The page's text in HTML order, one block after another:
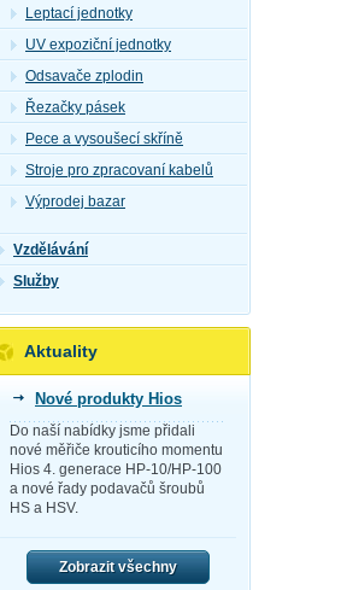
Leptací jednotky
UV expoziční jednotky
Odsavače zplodin
Řezačky pásek
Pece a vysoušecí skříně
Stroje pro zpracovaní kabelů
Výprodej bazar
Vzdělávání
Služby
Aktuality
Nové produkty Hios
Do naší nabídky jsme přidali
nové měřiče krouticího momentu
Hios 4. generace HP-10/HP-100
a nové řady podavačů šroubů
HS a HSV.
Zobrazit všechny